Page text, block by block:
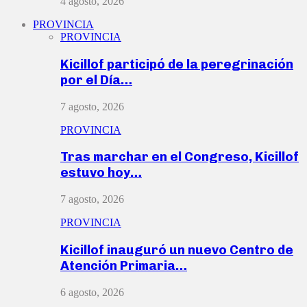
PROVINCIA
PROVINCIA
Kicillof participó de la peregrinación
por el Día…
7 agosto, 2026
PROVINCIA
Tras marchar en el Congreso, Kicillof
estuvo hoy…
7 agosto, 2026
PROVINCIA
Kicillof inauguró un nuevo Centro de
Atención Primaria…
6 agosto, 2026